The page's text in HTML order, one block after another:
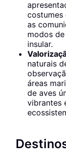
costumes
as
modos
insular.
naturais
áreas
de aves
vibrantes